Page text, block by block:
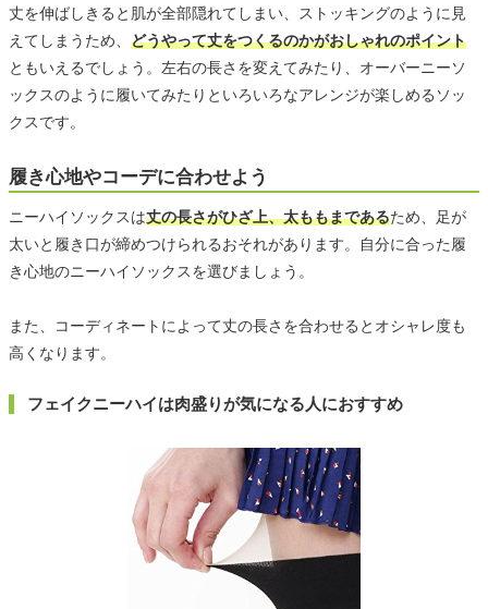
丈を伸ばしきると肌が全部隠れてしまい、ストッキングのように見
えてしまうため、 どうやって丈をつくるのかがおしゃれのポイント
ともいえるでしょう。左右の長さを変えてみたり、オーバーニーソ
ックスのように履いてみたりといろいろなアレンジが楽しめるソッ
クスです。
履き心地やコーデに合わせよう
ニーハイソックスは丈の長さがひざ上、太ももまであるため、足が
太いと履き口が締めつけられるおそれがあります。自分に合った履
き心地のニーハイソックスを選びましょう。
また、コーディネートによって丈の長さを合わせるとオシャレ度も
高くなります。
フェイクニーハイは肉盛りが気になる人におすすめ